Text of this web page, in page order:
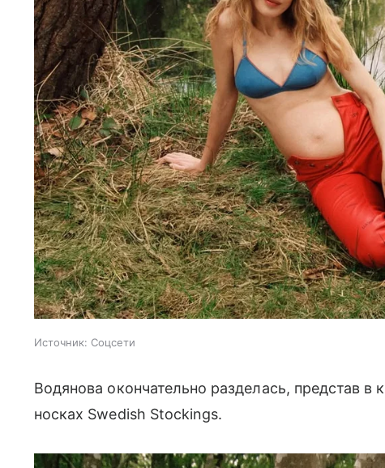
Источник: Соцсети
Водянова окончательно разделась, представ в
носках Swedish Stockings.